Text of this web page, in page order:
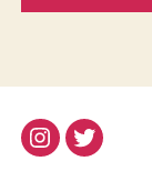
Instagram
Twitter